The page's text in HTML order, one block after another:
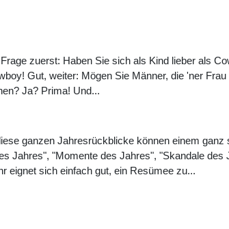
zuerst: Haben Sie sich als Kind lieber als
Gut, weiter: Mögen Sie Männer, die 'ner
Ja? Prima! Und...
ganzen Jahresrückblicke können einem
Jahres", "Momente des Jahres", "Skandale
eignet sich einfach gut, ein Resümee zu...